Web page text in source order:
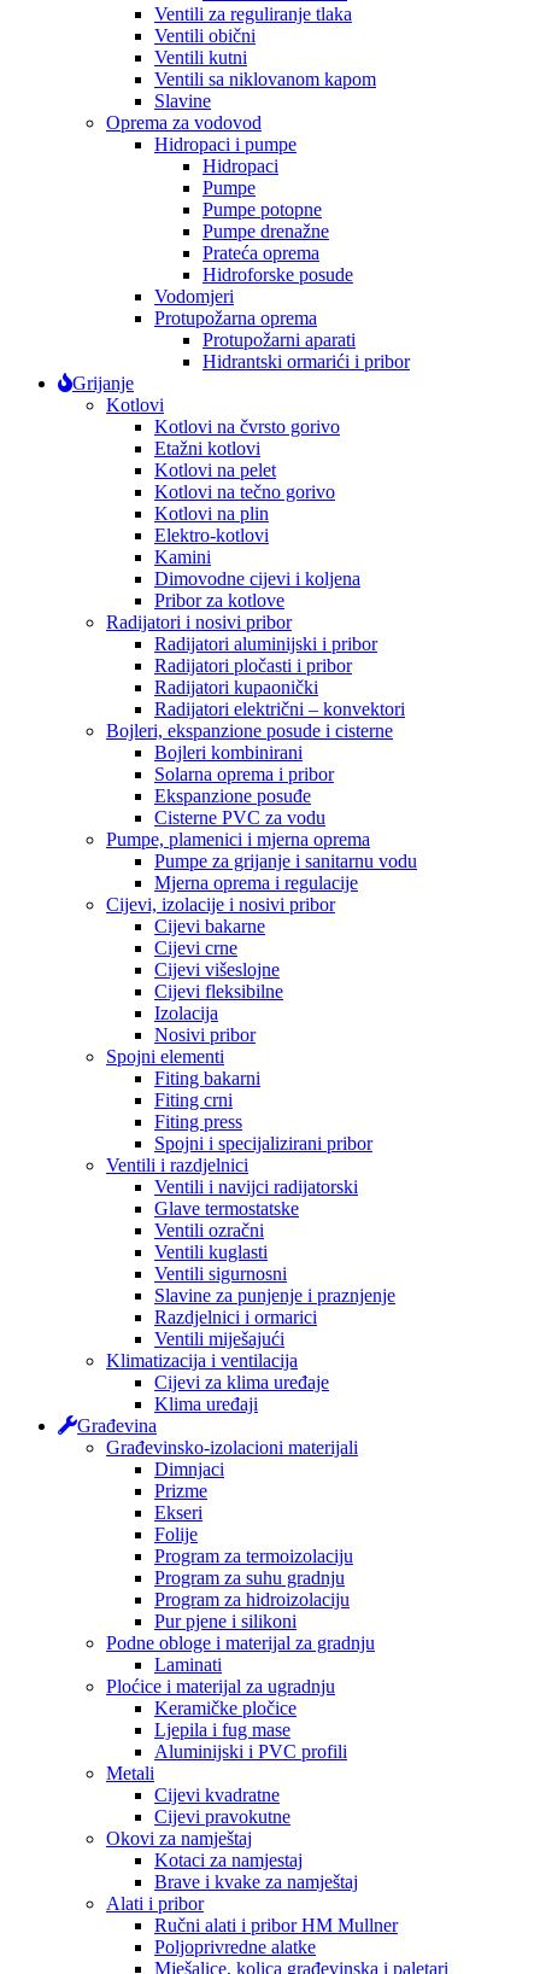
Ventili za reguliranje tlaka
Ventili obični
Ventili kutni
Ventili sa niklovanom kapom
Slavine
Oprema za vodovod
Hidropaci i pumpe
Hidropaci
Pumpe
Pumpe potopne
Pumpe drenažne
Prateća oprema
Hidroforske posude
Vodomjeri
Protupožarna oprema
Protupožarni aparati
Hidrantski ormarići i pribor
Grijanje
Kotlovi
Kotlovi na čvrsto gorivo
Etažni kotlovi
Kotlovi na pelet
Kotlovi na tečno gorivo
Kotlovi na plin
Elektro-kotlovi
Kamini
Dimovodne cijevi i koljena
Pribor za kotlove
Radijatori i nosivi pribor
Radijatori aluminijski i pribor
Radijatori pločasti i pribor
Radijatori kupaonički
Radijatori električni – konvektori
Bojleri, ekspanzione posude i cisterne
Bojleri kombinirani
Solarna oprema i pribor
Ekspanzione posuđe
Cisterne PVC za vodu
Pumpe, plamenici i mjerna oprema
Pumpe za grijanje i sanitarnu vodu
Mjerna oprema i regulacije
Cijevi, izolacije i nosivi pribor
Cijevi bakarne
Cijevi crne
Cijevi višeslojne
Cijevi fleksibilne
Izolacija
Nosivi pribor
Spojni elementi
Fiting bakarni
Fiting crni
Fiting press
Spojni i specijalizirani pribor
Ventili i razdjelnici
Ventili i navijci radijatorski
Glave termostatske
Ventili ozračni
Ventili kuglasti
Ventili sigurnosni
Slavine za punjenje i praznjenje
Razdjelnici i ormarici
Ventili miješajući
Klimatizacija i ventilacija
Cijevi za klima uređaje
Klima uređaji
Građevina
Građevinsko-izolacioni materijali
Dimnjaci
Prizme
Ekseri
Folije
Program za termoizolaciju
Program za suhu gradnju
Program za hidroizolaciju
Pur pjene i silikoni
Podne obloge i materijal za gradnju
Laminati
Ploćice i materijal za ugradnju
Keramičke pločice
Ljepila i fug mase
Aluminijski i PVC profili
Metali
Cijevi kvadratne
Cijevi pravokutne
Okovi za namještaj
Kotaci za namjestaj
Brave i kvake za namještaj
Alati i pribor
Ručni alati i pribor HM Mullner
Poljoprivredne alatke
Mješalice, kolica građevinska i paletari